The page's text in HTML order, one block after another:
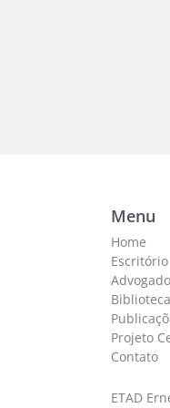
Menu
Home
Escritório
Biblioteca
Projeto
Contato
ETAD